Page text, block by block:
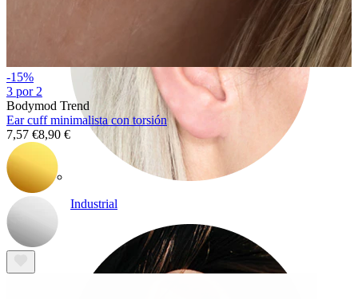
Industrial
-15%
3 por 2
Bodymod Trend
Ear cuff minimalista con torsión
7,57 €8,90 €